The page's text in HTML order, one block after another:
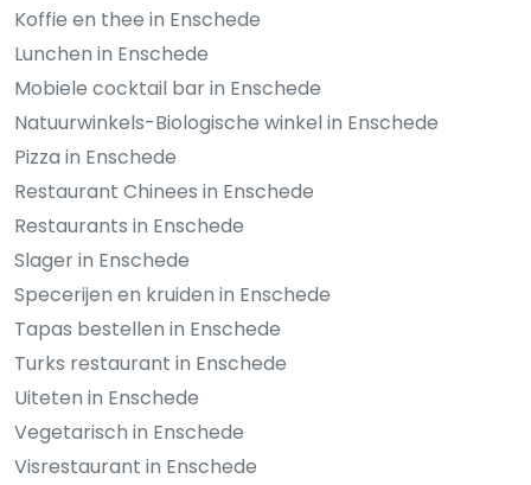
Koffie en thee in Enschede
Lunchen in Enschede
Mobiele cocktail bar in Enschede
Natuurwinkels-Biologische winkel in Enschede
Pizza in Enschede
Restaurant Chinees in Enschede
Restaurants in Enschede
Slager in Enschede
Specerijen en kruiden in Enschede
Tapas bestellen in Enschede
Turks restaurant in Enschede
Uiteten in Enschede
Vegetarisch in Enschede
Visrestaurant in Enschede